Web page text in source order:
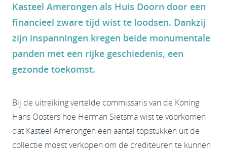
Kasteel Amerongen als Huis Doorn door een
financieel zware tijd wist te loodsen. Dankzij
zijn inspanningen kregen beide monumentale
panden met een rijke geschiedenis, een
gezonde toekomst.
Bij de uitreiking vertelde commissaris van de Koning
Hans Oosters hoe Herman Sietsma wist te voorkomen
dat Kasteel Amerongen een aantal topstukken uit de
collectie moest verkopen om de crediteuren te kunnen